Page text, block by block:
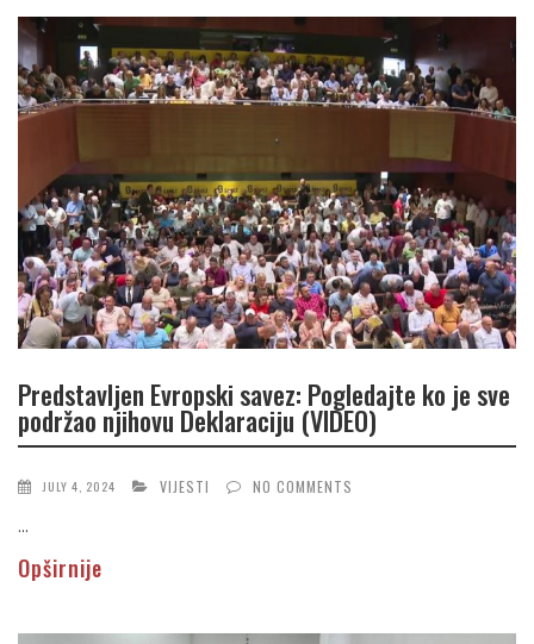
Predstavljen Evropski savez: Pogledajte ko je sve
podržao njihovu Deklaraciju (VIDEO)
JULY 4, 2024 VIJESTI NO COMMENTS
...
Opširnije